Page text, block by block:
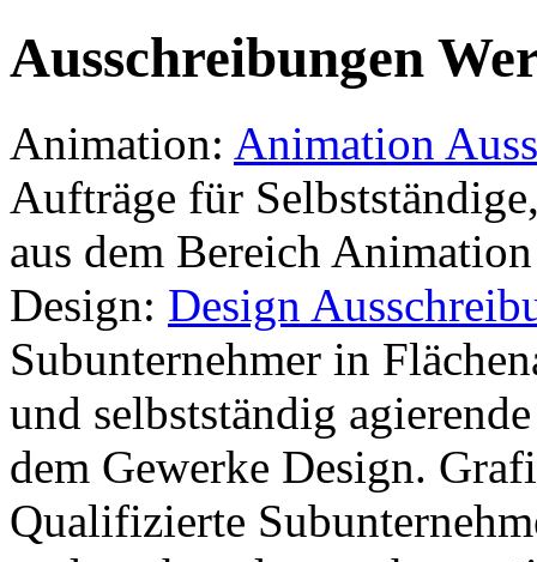
Ausschreibungen
Animation: Animation
Aufträge für
aus dem Bereich
Design: Design
Subunternehmer in
und selbstständig
dem Gewerke Design.
Qualifizierte